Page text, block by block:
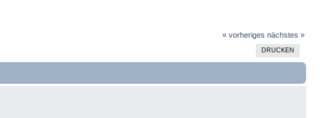
« vorheriges nächstes »
DRUCKEN